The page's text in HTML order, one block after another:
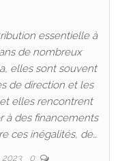
essentielle à
de nombreux
elles sont souvent
de direction et les
elles rencontrent
à des financements
ces inégalités, de…
2023 0